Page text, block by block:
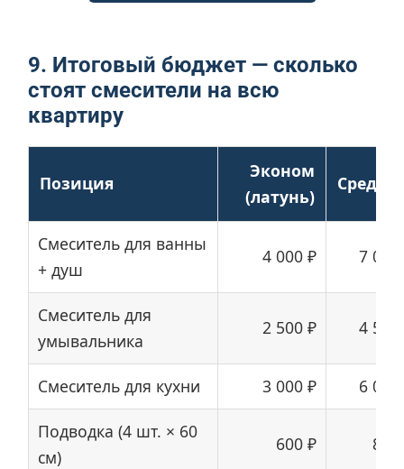
9. Итоговый бюджет — сколько
стоят смесители на всю
квартиру
Позиция
Эконом
(латунь)
Смеситель для ванны
+ душ
4 000 ₽ 7 000
Смеситель для
умывальника
2 500 ₽ 4 500
Смеситель для кухни 3 000 ₽ 6 000
Подводка (4 шт. × 60
см)
600 ₽ 800